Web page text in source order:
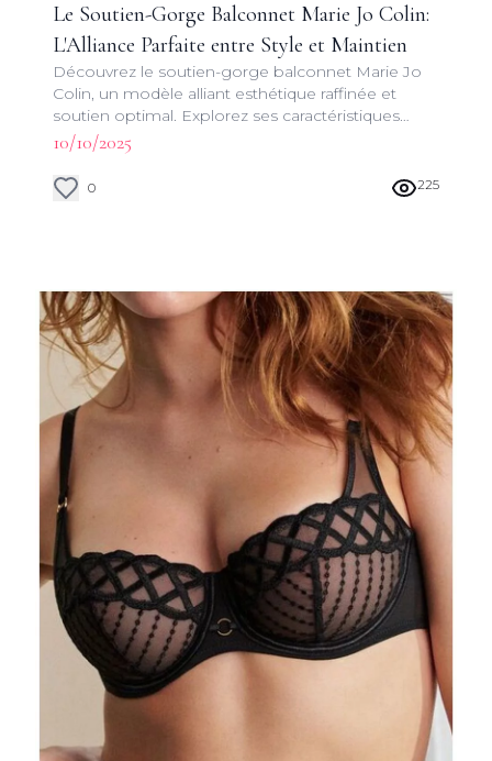
Le Soutien-Gorge Balconnet Marie Jo Colin:
L'Alliance Parfaite entre Style et Maintien
Découvrez le soutien-gorge balconnet Marie Jo
Colin, un modèle alliant esthétique raffinée et
soutien optimal. Explorez ses caractéristiques
uniques et apprenez à le choisir pour sublimer
votre silhouette.
10/10/2025
0 225